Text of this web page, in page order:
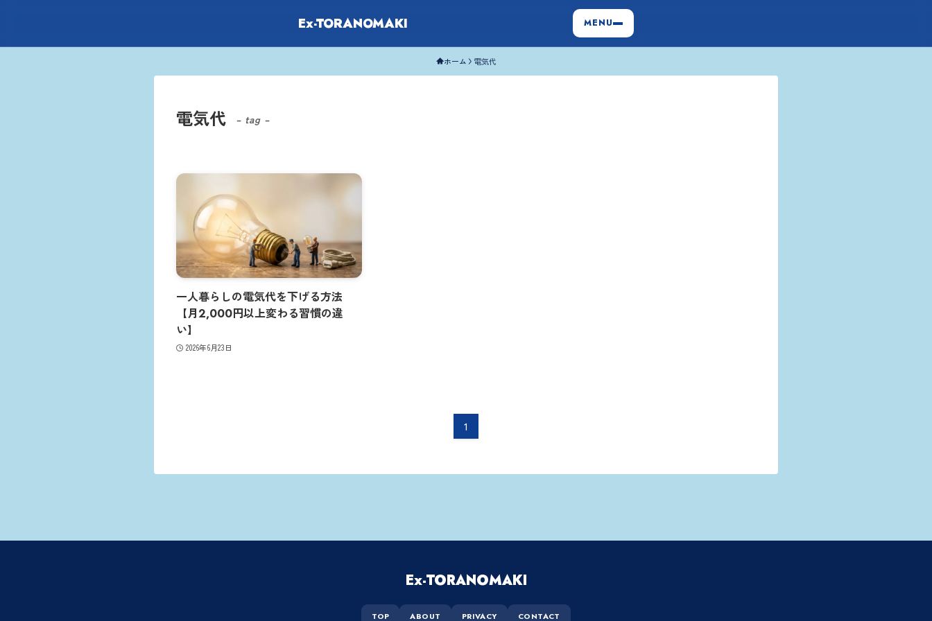
Ex-TORANOMAKI MENU
ホーム 電気代
電気代 – tag –
一人暮らしの電気代を下げる方法
【月2,000円以上変わる習慣の違
い】
2026年6月23日
1
Ex-TORANOMAKI
TOP ABOUT PRIVACY CONTACT